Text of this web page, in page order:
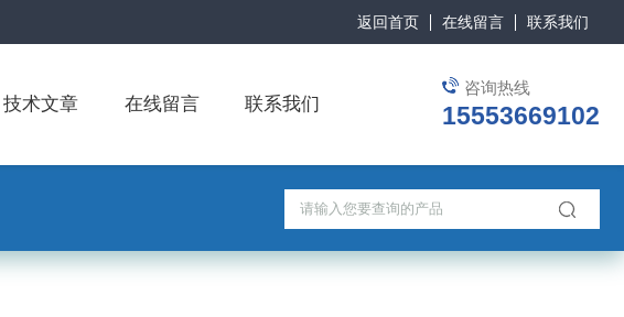
返回首页 在线留言 联系我们
咨询热线
15553669102
技术文章 在线留言 联系我们